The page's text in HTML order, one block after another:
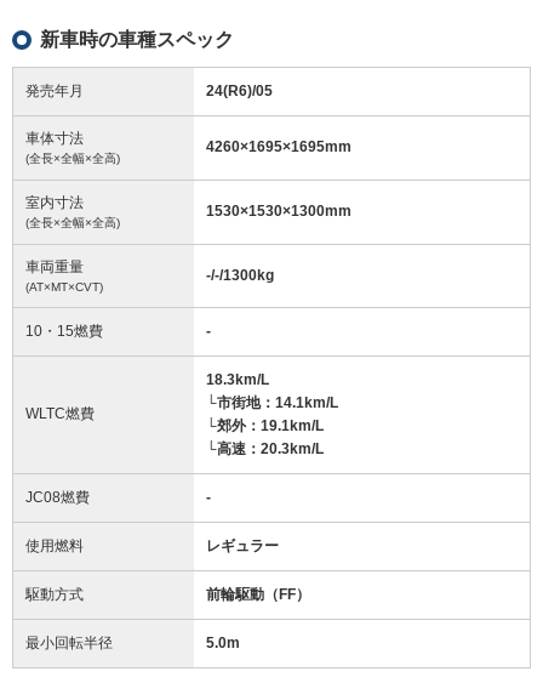
新車時の車種スペック
発売年月 24(R6)/05
車体寸法
(全長×全幅×全高)
4260×1695×1695mm
室内寸法
(全長×全幅×全高)
1530×1530×1300mm
車両重量
(AT×MT×CVT)
-/-/1300kg
10・15燃費 -
WLTC燃費
18.3km/L
└市街地：14.1km/L
└郊外：19.1km/L
└高速：20.3km/L
JC08燃費 -
使用燃料 レギュラー
駆動方式 前輪駆動（FF）
最小回転半径 5.0m